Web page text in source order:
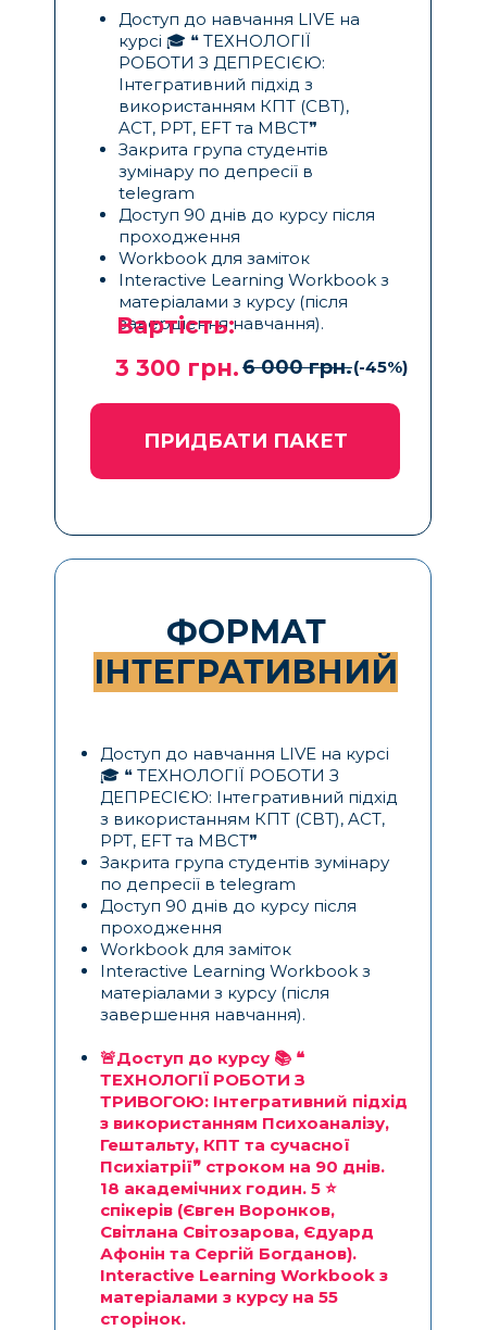
Доступ до навчання LIVE на
курсі 🎓 ❝ ТЕХНОЛОГІЇ
РОБОТИ З ДЕПРЕСІЄЮ:
Інтегративний підхід з
використанням КПТ (CBT),
ACT, PPT, EFT та MBCT❞
Закрита група студентів
зумінару по депресії в
telegram
Доступ 90 днів до курсу після
проходження
Workbook для заміток
Interactive Learning Workbook з
матеріалами з курсу (після
завершення навчання).
ПРИДБАТИ ПАКЕТ
3 300 грн.
Вартість:
(-45%)
6 000 грн.
Доступ до навчання LIVE на курсі
🎓 ❝ ТЕХНОЛОГІЇ РОБОТИ З
ДЕПРЕСІЄЮ: Інтегративний підхід
з використанням КПТ (CBT), ACT,
PPT, EFT та MBCT❞
Закрита група студентів зумінару
по депресії в telegram
Доступ 90 днів до курсу після
проходження
Workbook для заміток
Interactive Learning Workbook з
матеріалами з курсу (після
завершення навчання).
🚨Доступ до курсу 📚 ❝
ТЕХНОЛОГІЇ РОБОТИ З
ТРИВОГОЮ: Інтегративний підхід
з використанням Психоаналізу,
Гештальту, КПТ та сучасної
Психіатрії❞ строком на 90 днів.
18 академічних годин. 5 ⭐️
спікерів (Євген Воронков,
Світлана Світозарова, Єдуард
Афонін та Сергій Богданов).
Interactive Learning Workbook з
матеріалами з курсу на 55
сторінок.
ФОРМАТ
ІНТЕГРАТИВНИЙ